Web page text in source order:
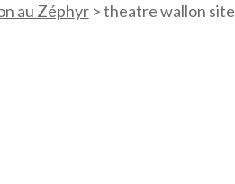
au Zéphyr>theatre wallon site